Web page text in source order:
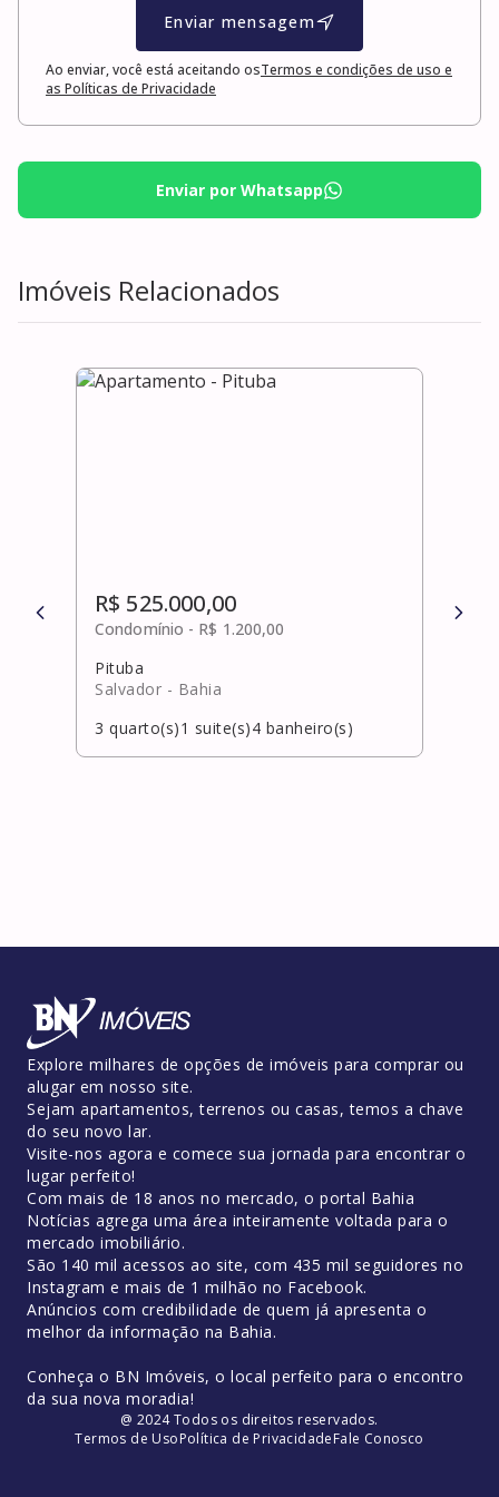
Enviar mensagem
Ao enviar, você está aceitando osTermos e condições de uso e
as Políticas de Privacidade
Enviar por Whatsapp
Imóveis Relacionados
R$ 525.000,00
Condomínio - R$ 1.200,00
Pituba
Salvador - Bahia
3 quarto(s)1 suite(s)4 banheiro(s)
R$
Explore milhares de opções de imóveis para comprar ou
alugar em nosso site.
Sejam apartamentos, terrenos ou casas, temos a chave
do seu novo lar.
Visite-nos agora e comece sua jornada para encontrar o
lugar perfeito!
Com mais de 18 anos no mercado, o portal Bahia
Notícias agrega uma área inteiramente voltada para o
mercado imobiliário.
São 140 mil acessos ao site, com 435 mil seguidores no
Instagram e mais de 1 milhão no Facebook.
Anúncios com credibilidade de quem já apresenta o
melhor da informação na Bahia.
Conheça o BN Imóveis, o local perfeito para o encontro
da sua nova moradia!
@ 2024 Todos os direitos reservados.
Termos de UsoPolítica de PrivacidadeFale Conosco